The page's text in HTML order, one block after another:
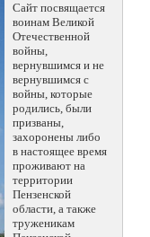
Сайт посвящается
воинам Великой
Отечественной
войны,
вернувшимся и не
вернувшимся с
войны, которые
родились, были
призваны,
захоронены либо
в настоящее время
проживают на
территории
Пензенской
области, а также
труженикам